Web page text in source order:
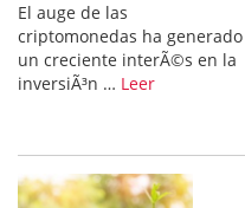
El auge de las
criptomonedas ha generado
un creciente interÃ©s en la
inversiÃ³n … Leer